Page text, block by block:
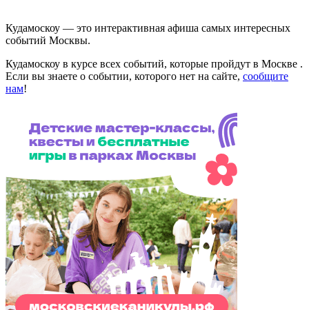
Кудамоскоу — это интерактивная афиша самых интересных
событий Москвы.
Кудамоскоу в курсе всех событий, которые пройдут в Москве .
Если вы знаете о событии, которого нет на сайте, сообщите
нам!